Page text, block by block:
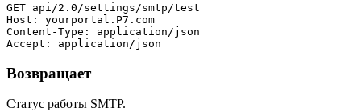
GET api/2.0/settings/smtp/test
Host: yourportal.Р7.com
Content-Type: application/json
Accept: application/json
Возвращает
Статус работы SMTP.